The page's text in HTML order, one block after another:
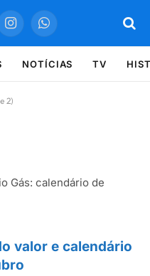
InstagramWhatsApp
NOTÍCIAS TV
2)
Gás
Gás: calendário de
valor e calendário